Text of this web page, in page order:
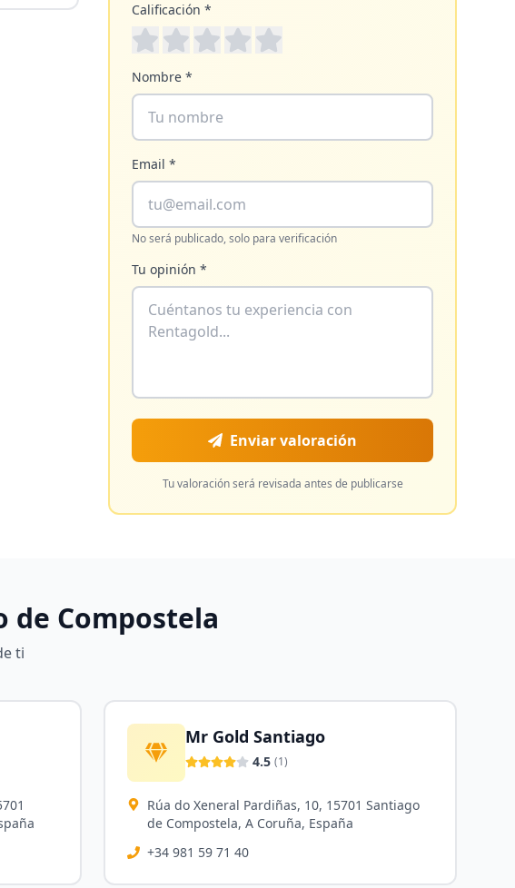
Calificación *
Nombre *
Email *
No será publicado, solo para verificación
Tu opinión *
Enviar valoración
Tu valoración será revisada antes de publicarse
de Compostela
ti
Mr Gold Santiago
4.5 (1)
Rúa do Xeneral Pardiñas, 10, 15701 Santiago
de Compostela, A Coruña, España
+34 981 59 71 40